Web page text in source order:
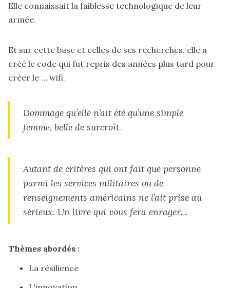
Elle connaissait la faiblesse technologique de leur
armée.
Et sur cette base et celles de ses recherches, elle a
créé le code qui fut repris des années plus tard pour
créer le … wifi.
Dommage qu’elle n’ait été qu’une simple
femme, belle de surcroît.
Autant de critères qui ont fait que personne
parmi les services militaires ou de
renseignements américains ne l’ait prise au
sérieux. Un livre qui vous fera enrager…
Thèmes abordés :
La résilience